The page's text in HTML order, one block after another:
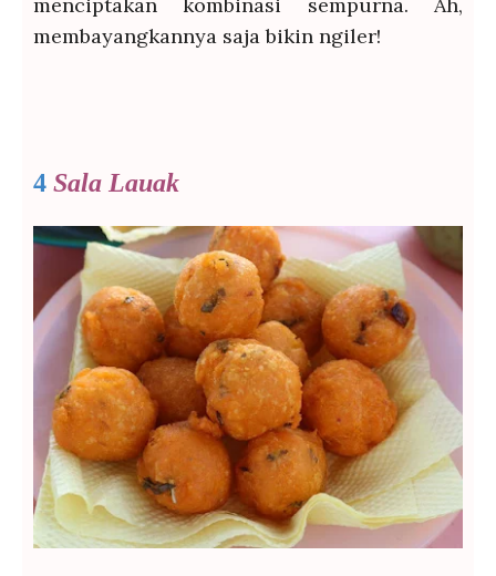
membayangkannya saja bikin ngiler!
4 Sala Lauak